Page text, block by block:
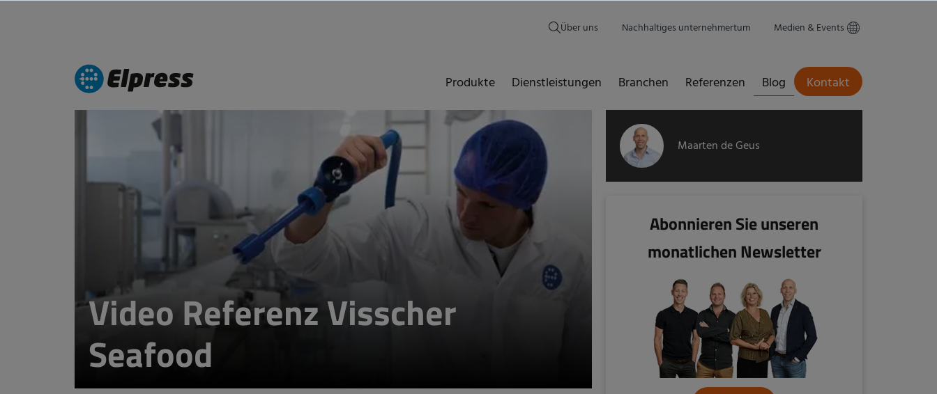
Über uns Nachhaltiges unternehmertum Medien & Events
Produkte Dienstleistungen Branchen Referenzen Blog Kontakt
Video Referenz Visscher
Seafood
Maarten de Geus
Abonnieren Sie unseren
monatlichen Newsletter